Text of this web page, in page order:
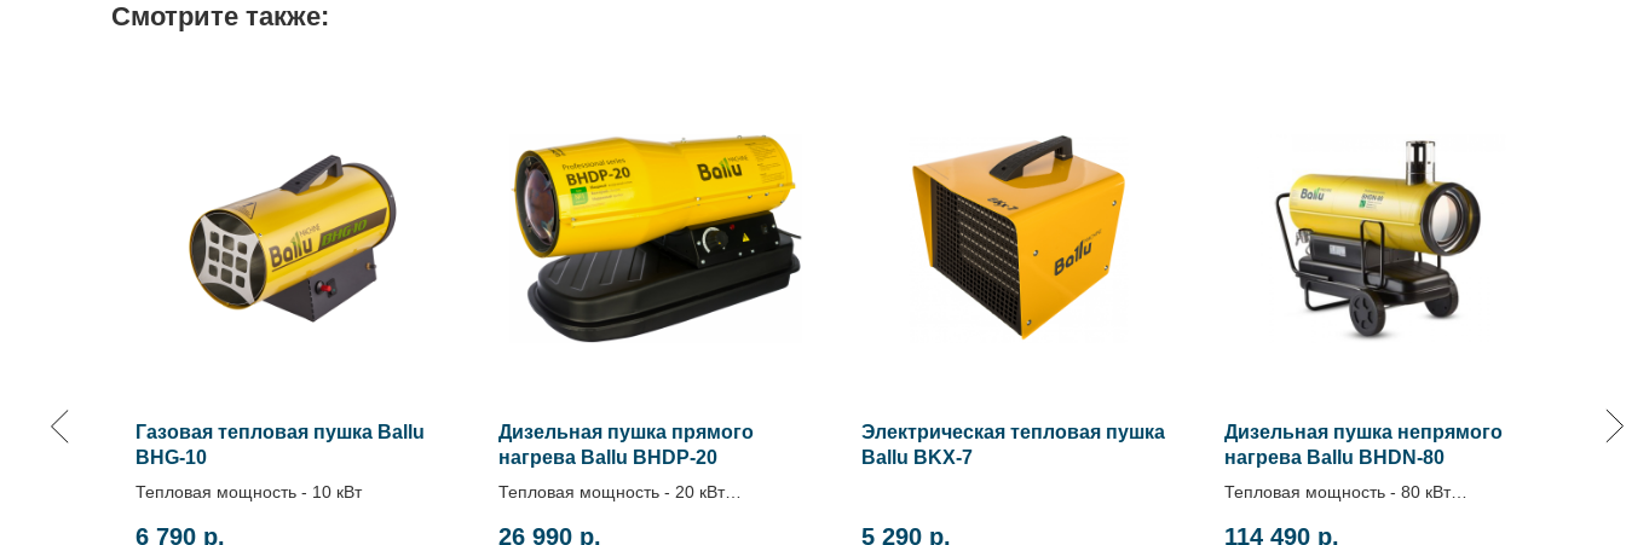
Смотрите также:
Газовая тепловая пушка Ballu
BHG-10
Тепловая мощность - 10 кВт
6 790 р.
Дизельная пушка прямого
нагрева Ballu BHDP-20
Тепловая мощность - 20 кВт
26 990 р.
Электрическая тепловая пушка
Ballu BKX-7
5 290 р.
Дизельная пушка непрямого
нагрева Ballu BHDN-80
Тепловая мощность - 80 кВт
114 490 р.